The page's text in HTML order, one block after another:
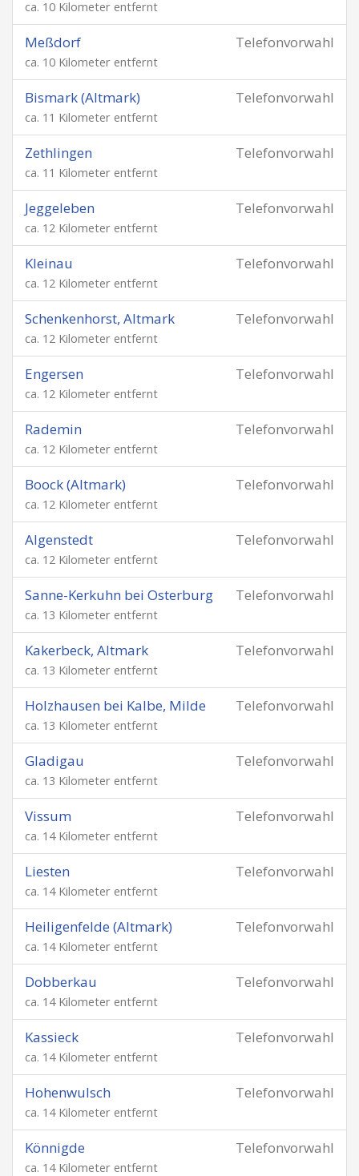
ca. 10 Kilometer entfernt
Telefonvorwahl
Meßdorf
ca. 10 Kilometer entfernt
Telefonvorwahl
Bismark (Altmark)
ca. 11 Kilometer entfernt
Telefonvorwahl
Zethlingen
ca. 11 Kilometer entfernt
Telefonvorwahl
Jeggeleben
ca. 12 Kilometer entfernt
Telefonvorwahl
Kleinau
ca. 12 Kilometer entfernt
Telefonvorwahl
Schenkenhorst, Altmark
ca. 12 Kilometer entfernt
Telefonvorwahl
Engersen
ca. 12 Kilometer entfernt
Telefonvorwahl
Rademin
ca. 12 Kilometer entfernt
Telefonvorwahl
Boock (Altmark)
ca. 12 Kilometer entfernt
Telefonvorwahl
Algenstedt
ca. 12 Kilometer entfernt
Telefonvorwahl
Sanne-Kerkuhn bei Osterburg
ca. 13 Kilometer entfernt
Telefonvorwahl
Kakerbeck, Altmark
ca. 13 Kilometer entfernt
Telefonvorwahl
Holzhausen bei Kalbe, Milde
ca. 13 Kilometer entfernt
Telefonvorwahl
Gladigau
ca. 13 Kilometer entfernt
Telefonvorwahl
Vissum
ca. 14 Kilometer entfernt
Telefonvorwahl
Liesten
ca. 14 Kilometer entfernt
Telefonvorwahl
Heiligenfelde (Altmark)
ca. 14 Kilometer entfernt
Telefonvorwahl
Dobberkau
ca. 14 Kilometer entfernt
Telefonvorwahl
Kassieck
ca. 14 Kilometer entfernt
Telefonvorwahl
Hohenwulsch
ca. 14 Kilometer entfernt
Telefonvorwahl
Könnigde
ca. 14 Kilometer entfernt